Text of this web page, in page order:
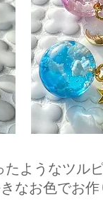
ようなツル
なお色でお